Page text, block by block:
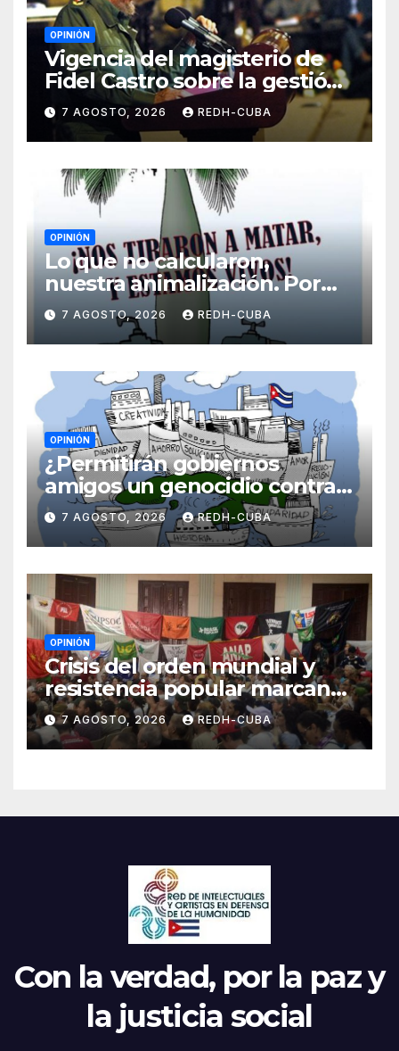
OPINIÓN
Vigencia del magisterio de
Fidel Castro sobre la gestión
del liderazgo revolucionario.
Por Jorge Luís Guach Estévez
7 AGOSTO, 2026 REDH-CUBA
OPINIÓN
Lo que no calcularon,
nuestra animalización. Por
Laidi Fernández de Juan
7 AGOSTO, 2026 REDH-CUBA
OPINIÓN
¿Permitirán gobiernos
amigos un genocidio contra
Cuba? Por Hedelberto López
Blanch
7 AGOSTO, 2026 REDH-CUBA
OPINIÓN
Crisis del orden mundial y
resistencia popular marcan
el inicio de la IV Asamblea
Continental de ALBA
Movimientos en Cuba
7 AGOSTO, 2026 REDH-CUBA
Con la verdad, por la paz y
la justicia social